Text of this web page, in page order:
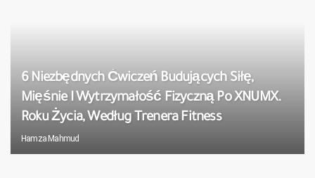
6 Niezbędnych Ćwiczeń Budujących Siłę,
Mięśnie I Wytrzymałość Fizyczną Po XNUMX.
Roku Życia, Według Trenera Fitness
Hamza Mahmud